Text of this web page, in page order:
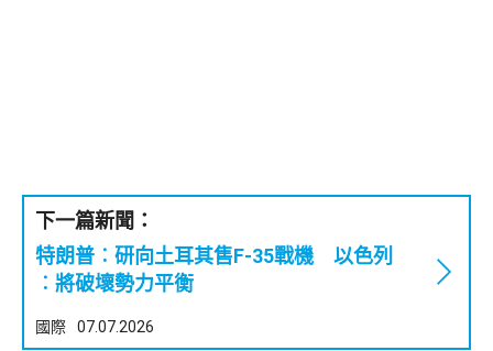
下一篇新聞：
特朗普︰研向土耳其售F-35戰機 以色列
︰將破壞勢力平衡
國際 07.07.2026